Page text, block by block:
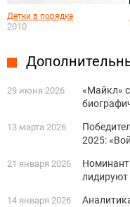
Детки в порядке
2010
29 июня 2026
«Майкл»
13 марта 2026
2025:
21 января 2026
лидируют
14 января 2026